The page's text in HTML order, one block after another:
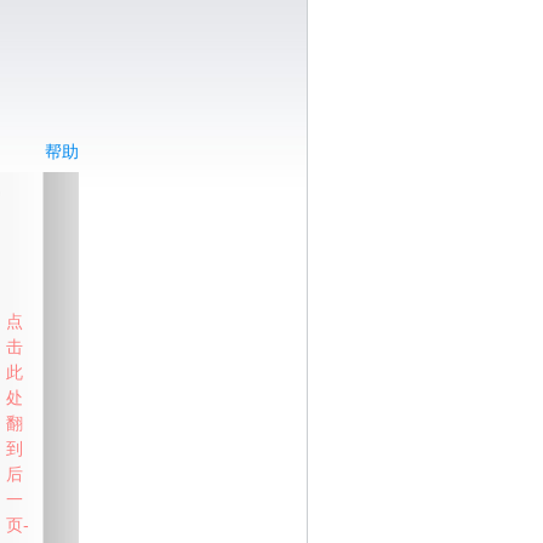
帮助
点
击
此
处
翻
到
后
一
页-